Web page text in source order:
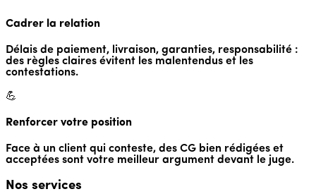
Cadrer la relation
Délais de paiement, livraison, garanties, responsabilité :
des règles claires évitent les malentendus et les
contestations.
💪
Renforcer votre position
Face à un client qui conteste, des CG bien rédigées et
acceptées sont votre meilleur argument devant le juge.
Nos services